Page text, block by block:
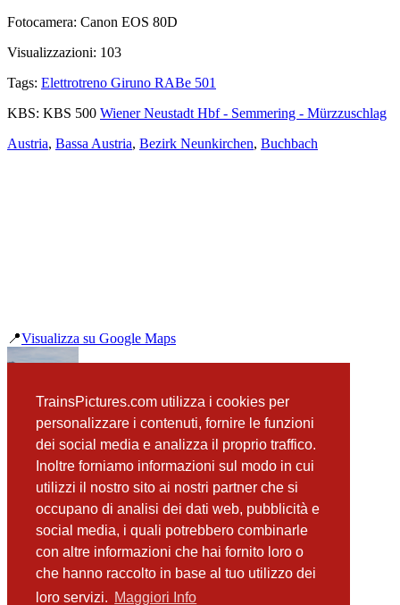
TrainsPictures.com utilizza i cookies per
personalizzare i contenuti, fornire le funzioni
dei social media e analizza il proprio traffico.
Inoltre forniamo informazioni sul modo in cui
utilizzi il nostro sito ai nostri partner che si
occupano di analisi dei dati web, pubblicità e
social media, i quali potrebbero combinarle
con altre informazioni che hai fornito loro o
che hanno raccolto in base al tuo utilizzo dei
loro servizi. Maggiori Info
Fotocamera: Canon EOS 80D
Visualizzazioni: 103
Tags: Elettrotreno Giruno RABe 501
KBS: KBS 500 Wiener Neustadt Hbf - Semmering - Mürzzuschlag
Austria, Bassa Austria, Bezirk Neunkirchen, Buchbach
📍Visualizza su Google Maps
precedente
Carrozza Pilota Railjet Putzmannsdorf
successiva
LTE 193 959 Putzmannsdorf
📸 Fotografie scattate nei dintorniVedi tutte ➔
LTE 193 959 Putzmannsdorf
(13 m)
Carrozza Pilota Railjet Putzmannsdorf